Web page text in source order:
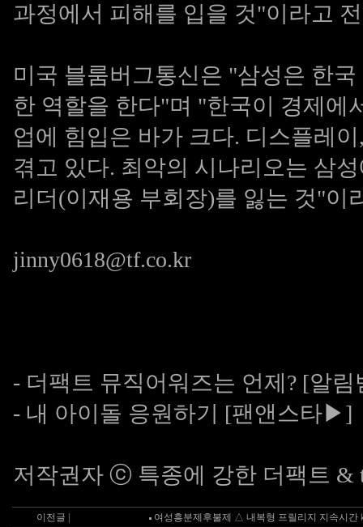
과정에서 피해를 입을 것"이라고
미국 블룸버그통신은 "삼성은 한
한 역할을 한다"며 "한국이 경제에
업에 힘입은 바가 크다. 디스플레
겪고 있다. 최악의 시나리오는 삼
리더(이재용 부회장)를 잃는 것"이
jinny0618@tf.co.kr
- 더팩트 뮤직어워즈는 언제? [알
- 내 아이돌 응원하기 [팬앤스타▶]
저작권자 ⓒ 특종에 강한 더팩트 &
이전글 |
여성흥분제후불제 △ 내복형 프릴리지 지속시간